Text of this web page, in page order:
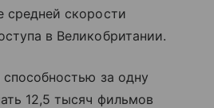
скорости
в Великобритании.
за одну
12,5 тысяч фильмов